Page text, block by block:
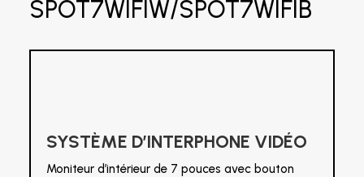
SPOT7WIFIW/SPOT7WIFIB
SYSTÈME D’INTERPHONE VIDÉO
Moniteur d’intérieur de 7 pouces avec bouton